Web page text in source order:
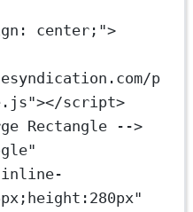
center;">
p
></script>
Rectangle
-->